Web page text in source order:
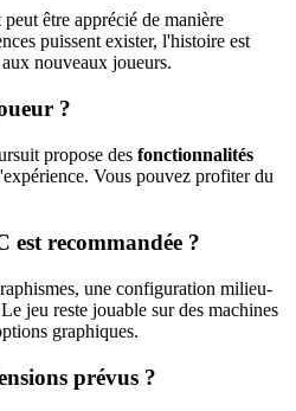
être apprécié de manière
puissent exister, l'histoire est
nouveaux joueurs.
?
propose des fonctionnalités
Vous pouvez profiter du
est recommandée ?
une configuration milieu-
jeu reste jouable sur des machines
graphiques.
prévus ?